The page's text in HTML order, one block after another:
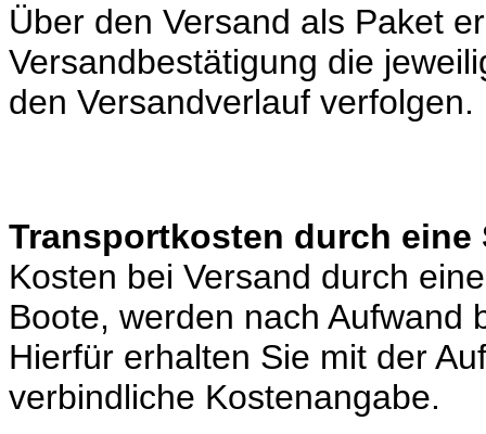
Über den Versand als Paket
Versandbestätigung die
den Versandverlauf verfolgen.
Transportkosten durch eine
Kosten bei Versand durch
Boote, werden nach Aufwand
Hierfür erhalten Sie mit der
verbindliche Kostenangabe.